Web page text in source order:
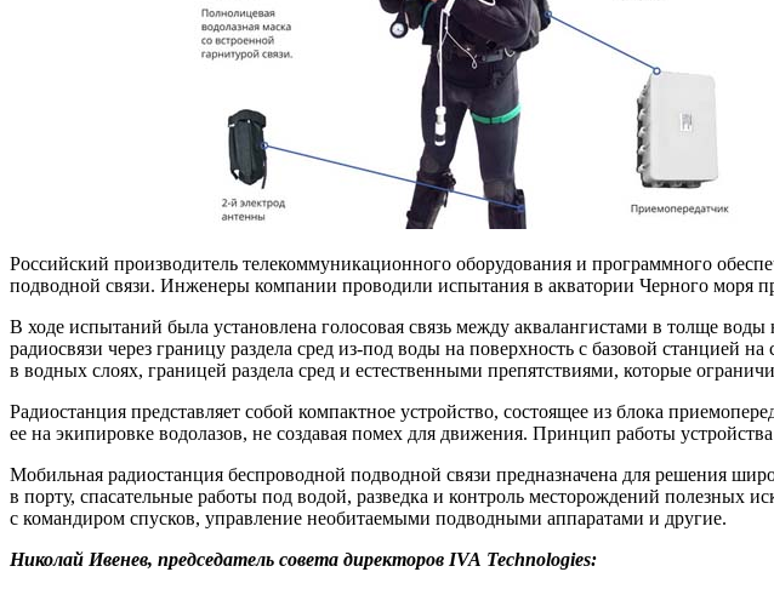
Российский производитель телекоммуникационного оборудования и программного
подводной связи. Инженеры компании проводили испытания в акватории Черного моря
В ходе испытаний была установлена голосовая связь между аквалангистами в толще
радиосвязи через границу раздела сред из-под воды на поверхность с базовой станцией
в водных слоях, границей раздела сред и естественными препятствиями, которые
Радиостанция представляет собой компактное устройство, состоящее из блока
ее на экипировке водолазов, не создавая помех для движения. Принцип работы
Мобильная радиостанция беспроводной подводной связи предназначена для решения
в порту, спасательные работы под водой, разведка и контроль месторождений полезных
с командиром спусков, управление необитаемыми подводными аппаратами и другие.
Николай Ивенев, председатель совета директоров IVA Technologies: